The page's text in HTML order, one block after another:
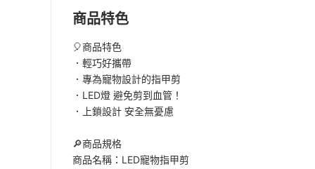
商品特色
🎈商品特色
．輕巧好攜帶
．專為寵物設計的指甲剪
．LED燈 避免剪到血管！
．上鎖設計 安全無憂慮
🔎商品規格
商品名稱：LED寵物指甲剪